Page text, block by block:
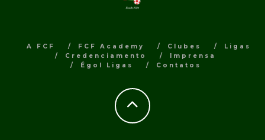
A FCF FCF Academy Clubes
Ligas
Credenciamento
Imprensa
Égol Ligas
Contatos